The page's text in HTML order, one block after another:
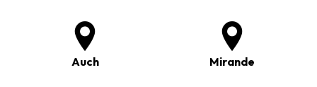
Auch Mirande